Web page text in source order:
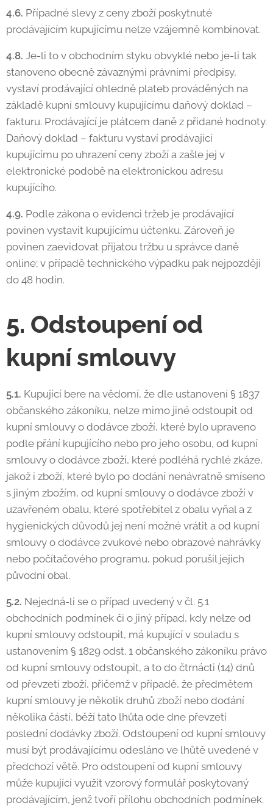
4.6. Případné slevy z ceny zboží poskytnuté
prodávajícím kupujícímu nelze vzájemně kombinovat.
4.8. Je-li to v obchodním styku obvyklé nebo je-li tak
stanoveno obecně závaznými právními předpisy,
vystaví prodávající ohledně plateb prováděných na
základě kupní smlouvy kupujícímu daňový doklad –
fakturu. Prodávající je plátcem daně z přidané hodnoty.
Daňový doklad – fakturu vystaví prodávající
kupujícímu po uhrazení ceny zboží a zašle jej v
elektronické podobě na elektronickou adresu
kupujícího.
4.9. Podle zákona o evidenci tržeb je prodávající
povinen vystavit kupujícímu účtenku. Zároveň je
povinen zaevidovat přijatou tržbu u správce daně
online; v případě technického výpadku pak nejpozději
do 48 hodin.
5. Odstoupení od
kupní smlouvy
5.1. Kupující bere na vědomí, že dle ustanovení § 1837
občanského zákoníku, nelze mimo jiné odstoupit od
kupní smlouvy o dodávce zboží, které bylo upraveno
podle přání kupujícího nebo pro jeho osobu, od kupní
smlouvy o dodávce zboží, které podléhá rychlé zkáze,
jakož i zboží, které bylo po dodání nenávratně smíseno
s jiným zbožím, od kupní smlouvy o dodávce zboží v
uzavřeném obalu, které spotřebitel z obalu vyňal a z
hygienických důvodů jej není možné vrátit a od kupní
smlouvy o dodávce zvukové nebo obrazové nahrávky
nebo počítačového programu, pokud porušil jejich
původní obal.
5.2. Nejedná-li se o případ uvedený v čl. 5.1
obchodních podmínek či o jiný případ, kdy nelze od
kupní smlouvy odstoupit, má kupující v souladu s
ustanovením § 1829 odst. 1 občanského zákoníku právo
od kupní smlouvy odstoupit, a to do čtrnácti (14) dnů
od převzetí zboží, přičemž v případě, že předmětem
kupní smlouvy je několik druhů zboží nebo dodání
několika částí, běží tato lhůta ode dne převzetí
poslední dodávky zboží. Odstoupení od kupní smlouvy
musí být prodávajícímu odesláno ve lhůtě uvedené v
předchozí větě. Pro odstoupení od kupní smlouvy
může kupující využit vzorový formulář poskytovaný
prodávajícím, jenž tvoří přílohu obchodních podmínek.